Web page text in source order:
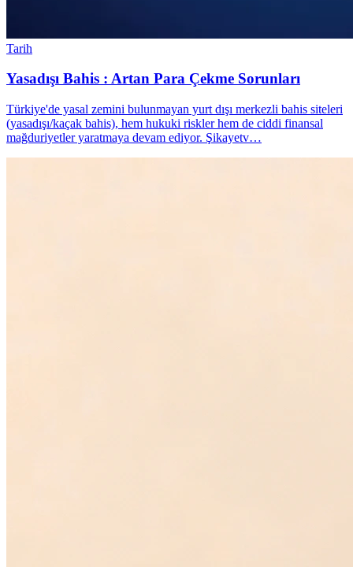
Tarih
Yasadışı Bahis : Artan Para Çekme Sorunları
Türkiye'de yasal zemini bulunmayan yurt dışı merkezli bahis siteleri
(yasadışı/kaçak bahis), hem hukuki riskler hem de ciddi finansal
mağduriyetler yaratmaya devam ediyor. Şikayetv…